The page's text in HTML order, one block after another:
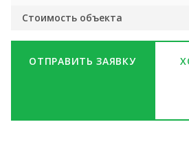
Стоимость объекта
ОТПРАВИТЬ ЗАЯВКУ